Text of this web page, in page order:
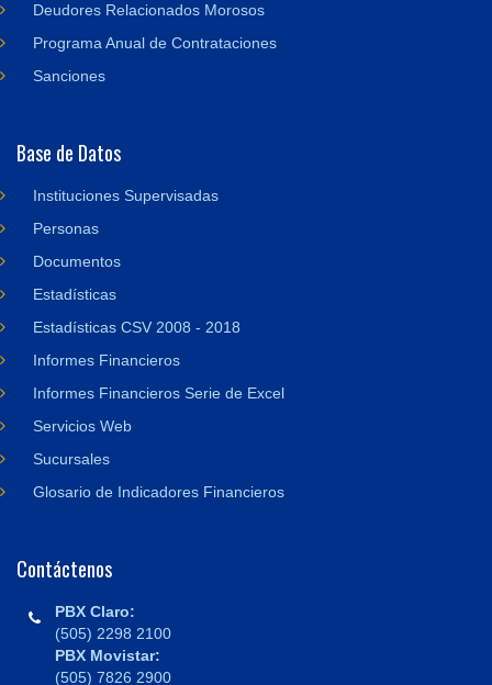
Deudores Relacionados Morosos
Programa Anual de Contrataciones
Sanciones
Base de Datos
Instituciones Supervisadas
Personas
Documentos
Estadísticas
Estadísticas CSV 2008 - 2018
Informes Financieros
Informes Financieros Serie de Excel
Servicios Web
Sucursales
Glosario de Indicadores Financieros
Contáctenos
PBX Claro:
(505) 2298 2100
PBX Movistar:
(505) 7826 2900